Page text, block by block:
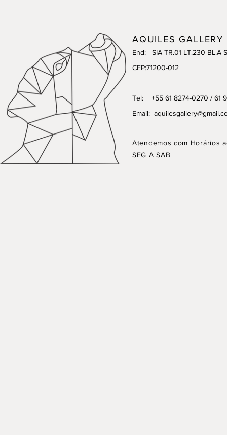
AQUILES GALLERY
End: SIA TR.01 LT.230 BL.A
CEP:71200-012
Tel: +55 61 8274-0270 / 61
Email:
Atendemos com Horários
SEG A SAB